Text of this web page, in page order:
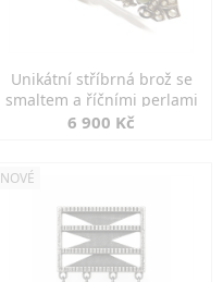
Unikátní stříbrná brož se
smaltem a říčními perlami
6 900 Kč
NOVÉ